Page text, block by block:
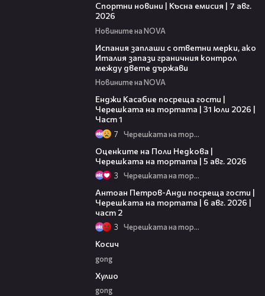
Спортни новини | Късна емисия | 7 авг.
2026
Новините на NOVA
Испания заплаши с ответни мерки, ако
Италия запази граничния контрол
между двете държави
Новините на NOVA
Енджи Касабие посреща гости |
Черешката на тортата | 31 юли 2026 |
Част 1
7 Черешката на тортата
Оценките на Поли Недкова |
Черешката на тортата | 5 авг. 2026
3 Черешката на тортата
Антоан Петров-Анди посреща гости |
Черешката на тортата | 6 авг. 2026 |
част 2
3 Черешката на тортата
Косич
gong
Хулио
gong